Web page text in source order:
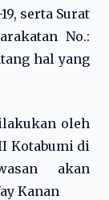
serta Surat
No.:
hal yang
oleh
Kotabumi di
akan
Kanan